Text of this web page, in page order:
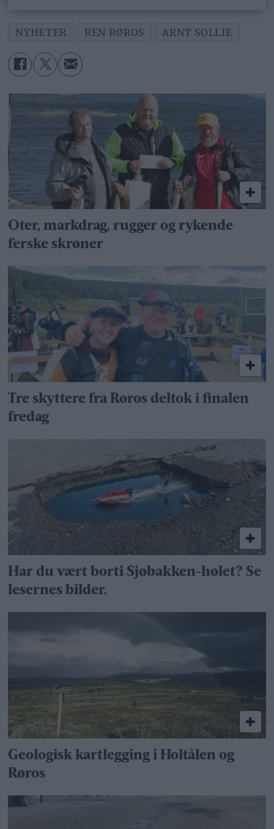
NYHETER REN RØROS ARNT SOLLIE
Oter, markdrag, rugger og rykende
ferske skrøner
Tre skyttere fra Røros deltok i finalen
fredag
Har du vært borti Sjøbakken-hølet? Se
lesernes bilder.
Geologisk kartlegging i Holtålen og
Røros